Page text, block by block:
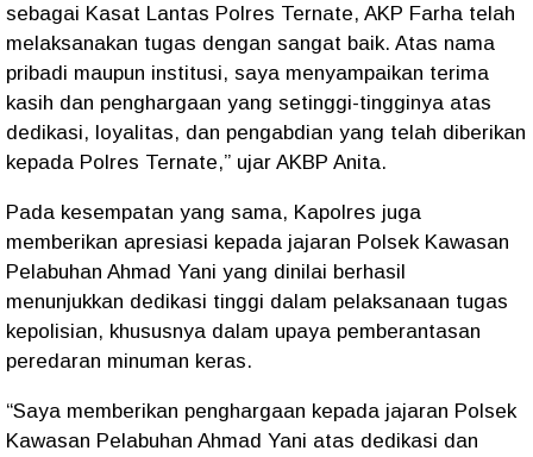
sebagai Kasat Lantas Polres Ternate, AKP Farha telah
melaksanakan tugas dengan sangat baik. Atas nama
pribadi maupun institusi, saya menyampaikan terima
kasih dan penghargaan yang setinggi-tingginya atas
dedikasi, loyalitas, dan pengabdian yang telah diberikan
kepada Polres Ternate,” ujar AKBP Anita.
Pada kesempatan yang sama, Kapolres juga
memberikan apresiasi kepada jajaran Polsek Kawasan
Pelabuhan Ahmad Yani yang dinilai berhasil
menunjukkan dedikasi tinggi dalam pelaksanaan tugas
kepolisian, khususnya dalam upaya pemberantasan
peredaran minuman keras.
“Saya memberikan penghargaan kepada jajaran Polsek
Kawasan Pelabuhan Ahmad Yani atas dedikasi dan